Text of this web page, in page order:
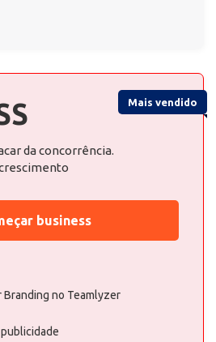
Mais vendido
da concorrência.
business
no Teamlyzer